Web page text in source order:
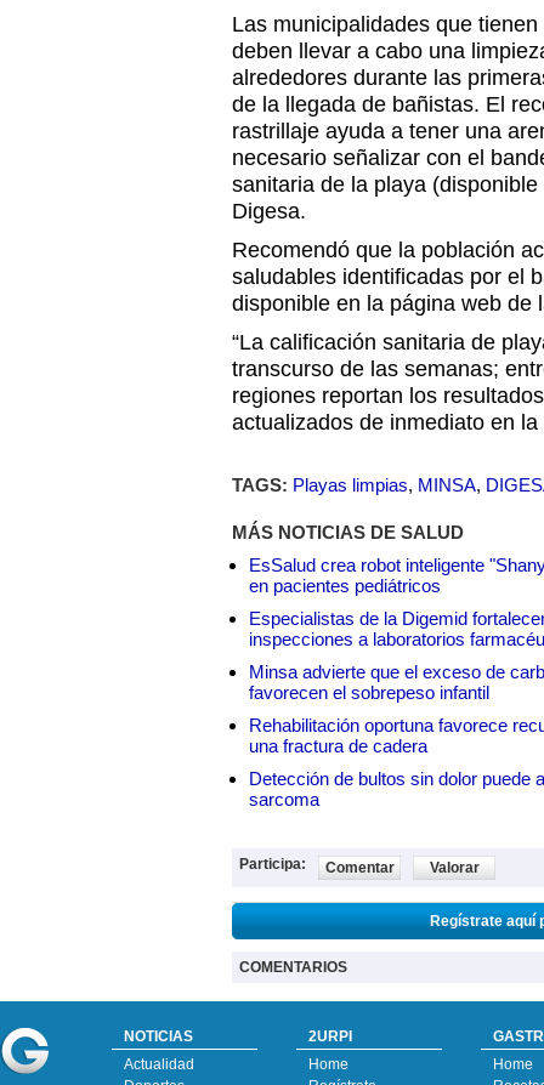
Las municipalidades que
deben llevar a cabo una
alrededores durante las
de la llegada de bañistas. El
rastrillaje ayuda a tener una
necesario señalizar con el
sanitaria de la playa
Digesa.
Recomendó que la población
saludables identificadas por el
disponible en la página web de
“La calificación sanitaria de
transcurso de las semanas;
regiones reportan los
actualizados de inmediato en la
TAGS: Playas limpias, MINSA,
MÁS NOTICIAS DE SALUD
EsSalud crea robot inteligente
en pacientes pediátricos
Especialistas de la Digemid
inspecciones a laboratorios
Minsa advierte que el exceso de
favorecen el sobrepeso infantil
Rehabilitación oportuna favorece
una fractura de cadera
Detección de bultos sin dolor puede
sarcoma
Participa: Comentar Valorar
Regístrate aquí
COMENTARIOS
NOTICIAS
Actualidad
2URPI
Home
Home